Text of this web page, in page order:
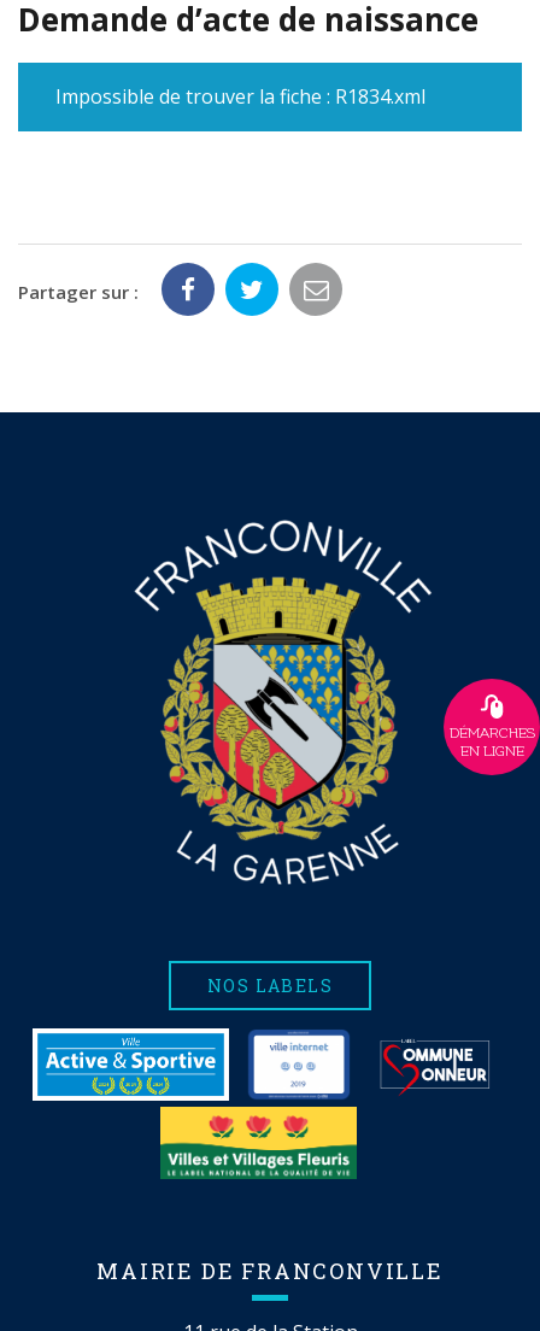
Demande d’acte de naissance
Impossible de trouver la fiche : R1834.xml
Partager sur :
NOS LABELS
MAIRIE DE FRANCONVILLE
DÉMARCHES
EN LIGNE